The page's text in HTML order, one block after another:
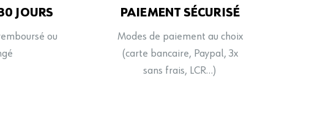
JOURS
ou
PAIEMENT SÉCURISÉ
Modes de paiement au choix
(carte bancaire, Paypal, 3x
sans frais, LCR…)